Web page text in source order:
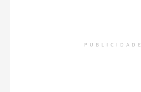
PUBLICIDADE